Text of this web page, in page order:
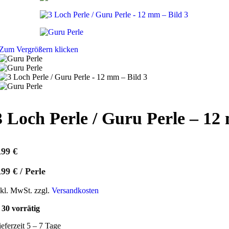
Vergrößern klicken
Loch Perle / Guru Perle – 12
€
€ / Perle
MwSt. zzgl. Versandkosten
30 vorrätig
5 – 7 Tage